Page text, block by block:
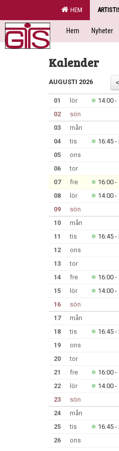
HEM
Hem Nyheter
Kalender
AUGUSTI 2026
01 lör 14:00 -
02
sön
03
mån
04
tis 16:45 -
05
ons
06
tor
07
fre 16:00 -
08
lör 14:00 -
09
sön
10
mån
11
tis 16:45 -
12
ons
13
tor
14
fre 16:00 -
15
lör 14:00 -
16
sön
17
mån
18
tis 16:45 -
19
ons
20
tor
21
fre 16:00 -
22
lör 14:00 -
23
sön
24
mån
25
tis 16:45 -
26
ons